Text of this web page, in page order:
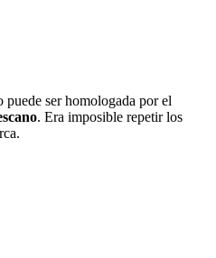
ser homologada por el
. Era imposible repetir los